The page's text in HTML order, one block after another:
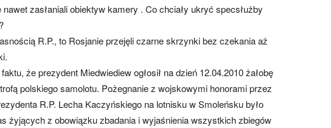
zasłaniali obiektyw kamery . Co chciały ukryć specsłużby
R.P., to Rosjanie przejęli czarne skrzynki bez czekania aż
że prezydent Miedwiediew ogłosił na dzień 12.04.2010 żałobę
polskiego samolotu. Pożegnanie z wojskowymi honorami przez
R.P. Lecha Kaczyńskiego na lotnisku w Smoleńsku było
żyjących z obowiązku zbadania i wyjaśnienia wszystkich zbiegów